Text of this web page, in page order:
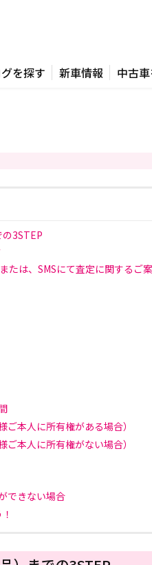
を探す 新車情報 中古
3STEP
は、SMSにて査定に関するご
本人に所有権がある場合）
本人に所有権がない場合）
できない場合